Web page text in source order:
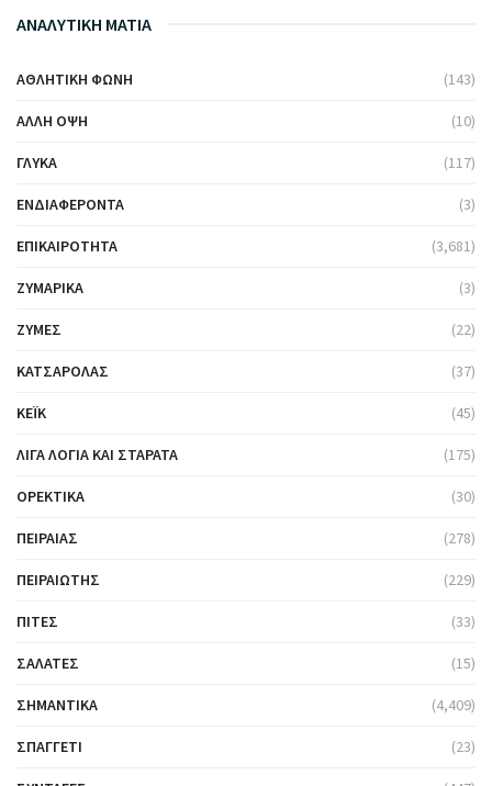
ΑΝΑΛΥΤΙΚΗ ΜΑΤΙΑ
ΑΘΛΗΤΙΚΉ ΦΩΝΉ (143)
ΆΛΛΗ ΌΨΗ (10)
ΓΛΥΚΆ (117)
ΕΝΔΙΑΦΈΡΟΝΤΑ (3)
ΕΠΙΚΑΙΡΌΤΗΤΑ (3,681)
ΖΥΜΑΡΙΚΆ (3)
ΖΎΜΕΣ (22)
ΚΑΤΣΑΡΌΛΑΣ (37)
ΚΈΙΚ (45)
ΛΊΓΑ ΛΌΓΙΑ ΚΑΙ ΣΤΑΡΆΤΑ (175)
ΟΡΕΚΤΙΚΆ (30)
ΠΕΙΡΑΙΆΣ (278)
ΠΕΙΡΑΙΏΤΗΣ (229)
ΠΊΤΕΣ (33)
ΣΑΛΆΤΕΣ (15)
ΣΗΜΑΝΤΙΚΆ (4,409)
ΣΠΑΓΓΈΤΙ (23)